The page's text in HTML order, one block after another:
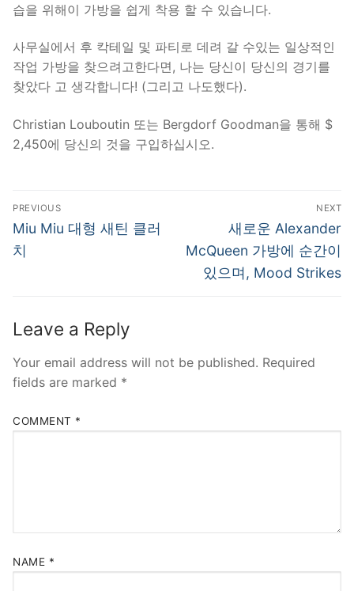
습을 위해이 가방을 쉽게 착용 할 수 있습니다.
사무실에서 후 칵테일 및 파티로 데려 갈 수있는 일상적인
작업 가방을 찾으려고한다면, 나는 당신이 당신의 경기를
찾았다 고 생각합니다! (그리고 나도했다).
Christian Louboutin 또는 Bergdorf Goodman을 통해 $
2,450에 당신의 것을 구입하십시오.
Post
navigation
PREVIOUS
Previous
post:
Miu Miu 대형 새틴 클러
치
NEXT
Next
post:
새로운 Alexander
McQueen 가방에 순간이
있으며, Mood Strikes
Leave a Reply
Your email address will not be published. Required
fields are marked *
COMMENT *
NAME *